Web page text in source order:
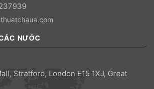
NƯỚC
Stratford, London E15 1XJ, Great